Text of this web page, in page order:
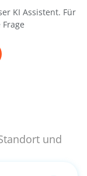
KI Assistent. Für
und